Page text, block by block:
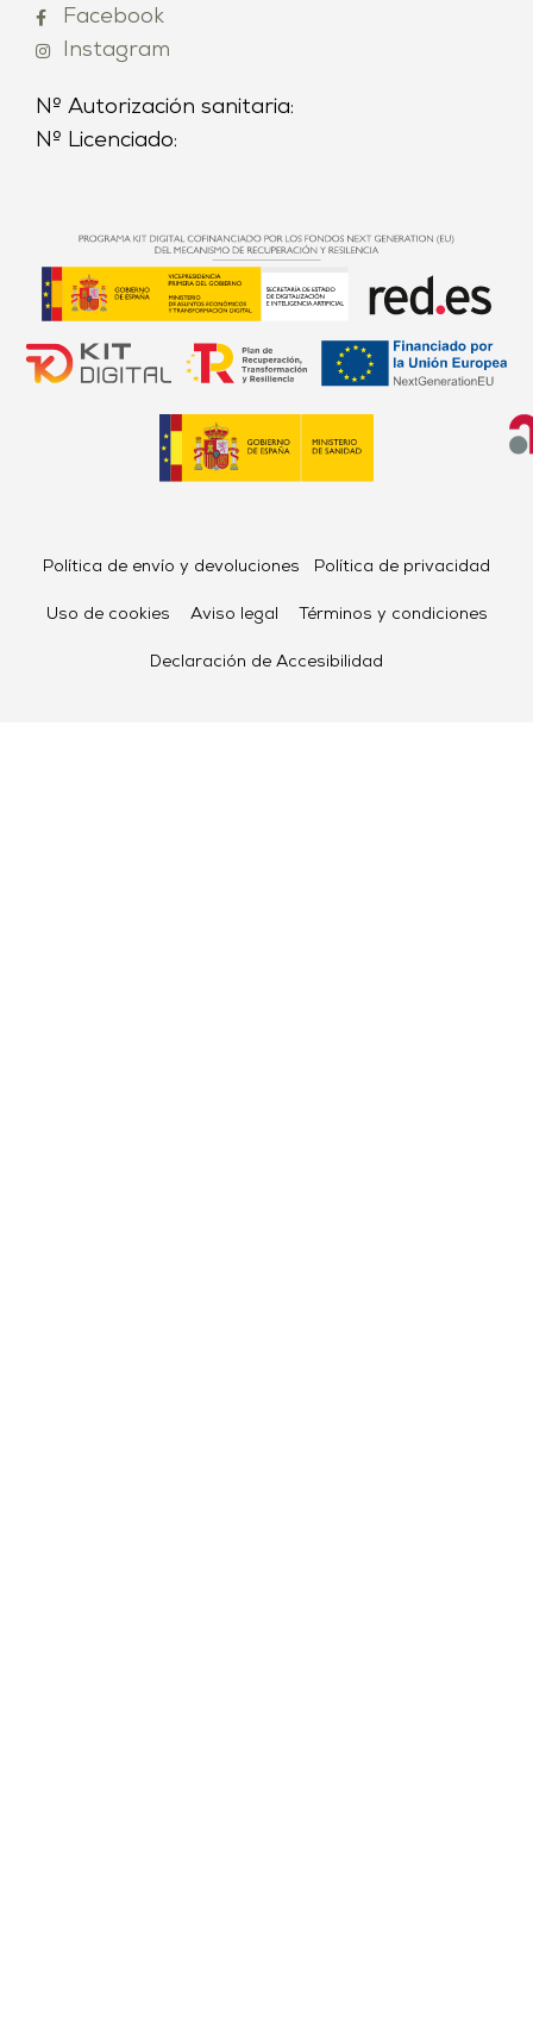
Facebook
Instagram
Nº Autorización sanitaria:
Nº Licenciado:
Política de envío y devoluciones Política de privacidad
Uso de cookies Aviso legal Términos y condiciones
Declaración de Accesibilidad